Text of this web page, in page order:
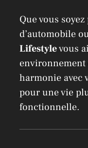
Que vous
d’automobile
Lifestylevous
environnement
harmonie avec
pour une vie
fonctionnelle.